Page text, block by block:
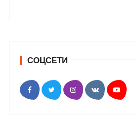
СОЦСЕТИ